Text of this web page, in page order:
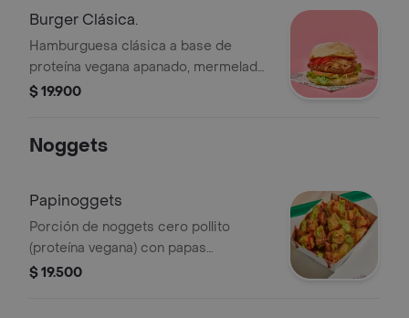
Burger Clásica.
Hamburguesa clásica a base de
proteína vegana apanado, mermelada
de pimentón, cebolla caramelizada,
$ 19.900
Noggets
Papinoggets
Porción de noggets cero pollito
(proteína vegana) con papas
artesanales a la francesa, salsa
$ 19.500